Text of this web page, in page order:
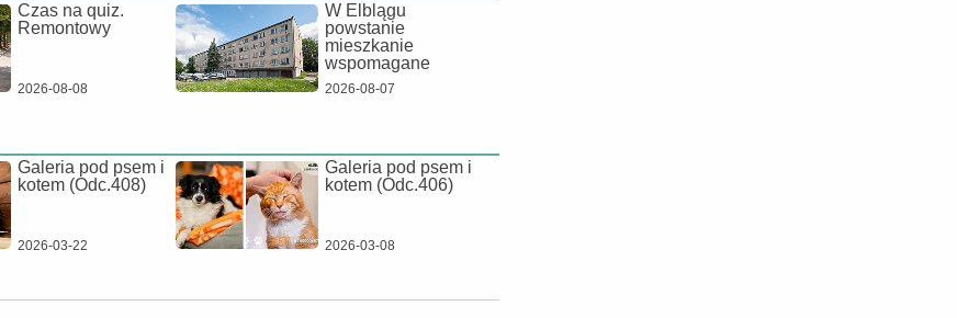
Czas na quiz.
Remontowy
2026-08-08
W Elblągu
powstanie
mieszkanie
wspomagane
2026-08-07
Galeria pod psem i
kotem (Odc.408)
2026-03-22
Galeria pod psem i
kotem (Odc.406)
2026-03-08